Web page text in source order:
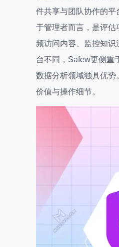
件共享与团队协作的
于管理者而言，是评
频访问内容、监控知
台不同，Safew更侧重
数据分析领域独具优
价值与操作细节。